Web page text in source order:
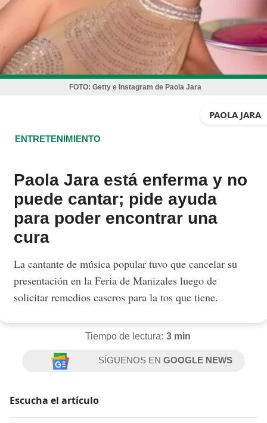
FOTO: Getty e Instagram de Paola Jara
PAOLA JARA
ENTRETENIMIENTO
Paola Jara está enferma y no
puede cantar; pide ayuda
para poder encontrar una
cura
La cantante de música popular tuvo que cancelar su
presentación en la Feria de Manizales luego de
solicitar remedios caseros para la tos que tiene.
Tiempo de lectura: 3 min
SÍGUENOS ENGOOGLE NEWS
Escucha el artículo